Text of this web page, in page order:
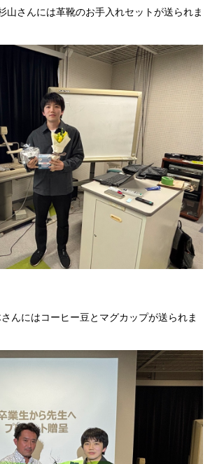
山さんには革靴のお手入れセットが送られま
んにはコーヒー豆とマグカップが送られま